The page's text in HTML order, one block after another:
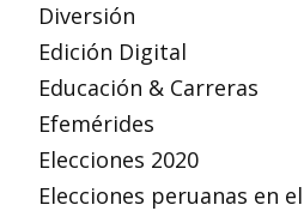
Diversión
Edición Digital
Educación & Carreras
Efemérides
Elecciones 2020
Elecciones peruanas en